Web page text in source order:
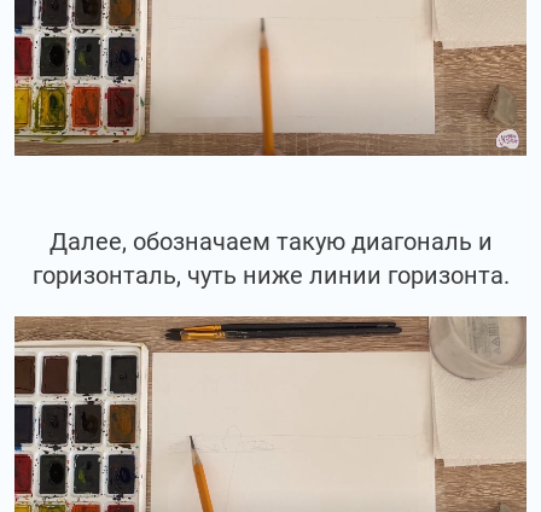
Далее, обозначаем такую диагональ и
горизонталь, чуть ниже линии горизонта.